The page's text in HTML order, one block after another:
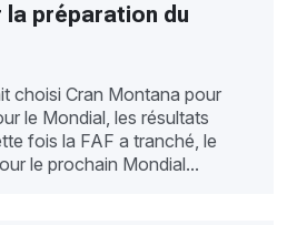
la préparation du
choisi Cran Montana pour
le Mondial, les résultats
fois la FAF a tranché, le
le prochain Mondial...